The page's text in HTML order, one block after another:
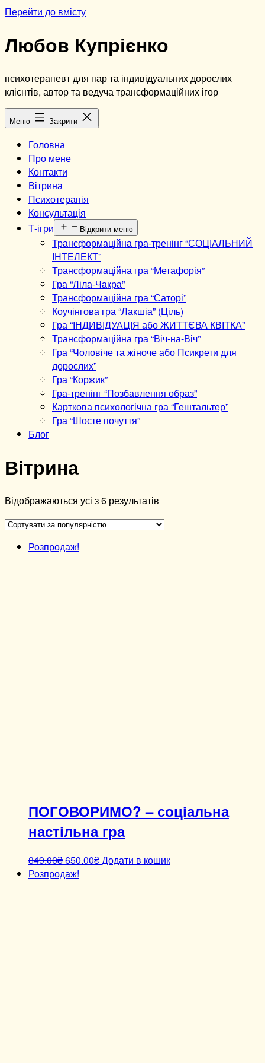
Перейти до вмісту
Любов Купрієнко
психотерапевт для пар та індивідуальних дорослих
клієнтів, автор та ведуча трансформаційних ігор
Меню Закрити
Головна
Про мене
Контакти
Вітрина
Психотерапія
Консультація
Т-ігри
Відкрити меню
Трансформаційна гра-тренінг “СОЦІАЛЬНИЙ
ІНТЕЛЕКТ”
Трансформаційна гра “Метафорія”
Гра “Ліла-Чакра”
Трансформаційна гра “Саторі”
Коучінгова гра “Лакшіа” (Ціль)
Гра “ІНДИВІДУАЦІЯ або ЖИТТЄВА КВІТКА”
Трансформаційна гра “Віч-на-Віч”
Гра “Чоловіче та жіноче або Псикрети для
дорослих”
Гра “Коржик”
Гра-тренінг “Позбавлення образ”
Карткова психологічна гра “Гештальтер”
Гра “Шосте почуття”
Блог
Вітрина
Відображаються усі з 6 результатів
Розпродаж!
ПОГОВОРИМО? – соціальна
настільна гра
849.00₴650.00₴Додати в кошик
Розпродаж!